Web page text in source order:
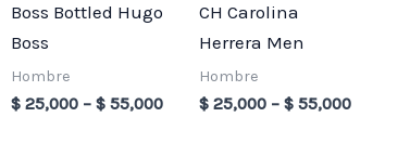
Boss Bottled Hugo
Boss
Hombre
$ 25,000 – $ 55,000
CH Carolina
Herrera Men
Hombre
$ 25,000 – $ 55,000